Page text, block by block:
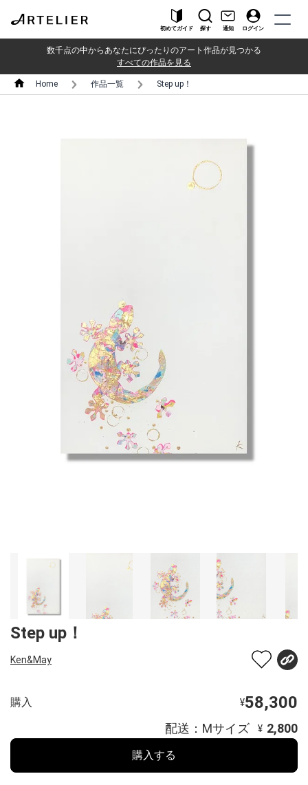
初めてガイド 探す 通知 ログイン
数千点の中からあなたにぴったりのアート作品が見つかる
すべての作品を見る
Home 作品一覧 Step up！
Step up！
Ken&May
購入 ¥58,300
配送：Mサイズ ¥ 2,800
購入する